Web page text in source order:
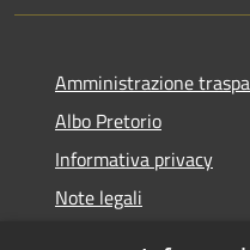
Amministrazione
Albo Pretorio
Informativa privacy
Note legali